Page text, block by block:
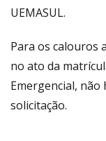
UEMASUL.
Para os calouros
no ato da
Emergencial, não
solicitação.